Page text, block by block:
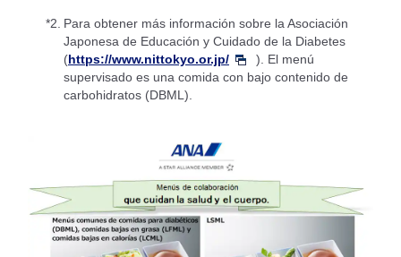
*2. Para obtener más información sobre la Asociación
Japonesa de Educación y Cuidado de la Diabetes
(https://www.nittokyo.or.jp/
). El menú
supervisado es una comida con bajo contenido de
carbohidratos (DBML).